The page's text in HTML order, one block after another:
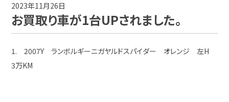
2023年11月26日
お買取り車が1台UPされました。
1. 2007Y ランボルギーニガヤルドスパイダー オレンジ 左H
3万KM